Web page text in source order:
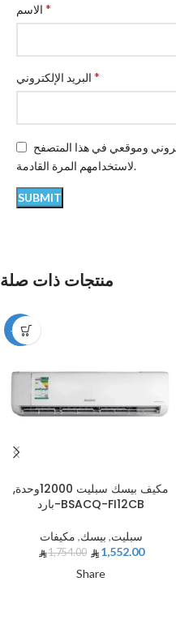
*
*
وموقعي في هذا المتصفح
لاستخدامهم المرة القادمة.
منتجات ذات صلة
-12%
مكيف بيسك سبليت 12000وحدة,
بارد-BSACQ-FI12CB
سبليت, بيسك, مكيفات
1,754.00
1,552.00
Share